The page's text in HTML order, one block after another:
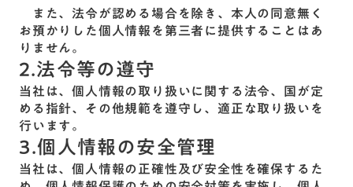
また、法令が認める場合を除き、本人の同意無く
お預かりした個人情報を第三者に提供することはあ
りません。
2.法令等の遵守
当社は、個人情報の取り扱いに関する法令、国が定
める指針、その他規範を遵守し、適正な取り扱いを
行います。
3.個人情報の安全管理
当社は、個人情報の正確性及び安全性を確保するた